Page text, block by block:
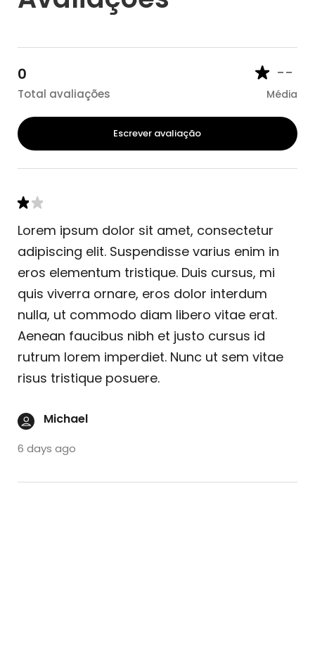
0
Total avaliações
--
Média
Escrever avaliação
Lorem ipsum dolor sit amet, consectetur
adipiscing elit. Suspendisse varius enim in
eros elementum tristique. Duis cursus, mi
quis viverra ornare, eros dolor interdum
nulla, ut commodo diam libero vitae erat.
Aenean faucibus nibh et justo cursus id
rutrum lorem imperdiet. Nunc ut sem vitae
risus tristique posuere.
Michael
6 days ago